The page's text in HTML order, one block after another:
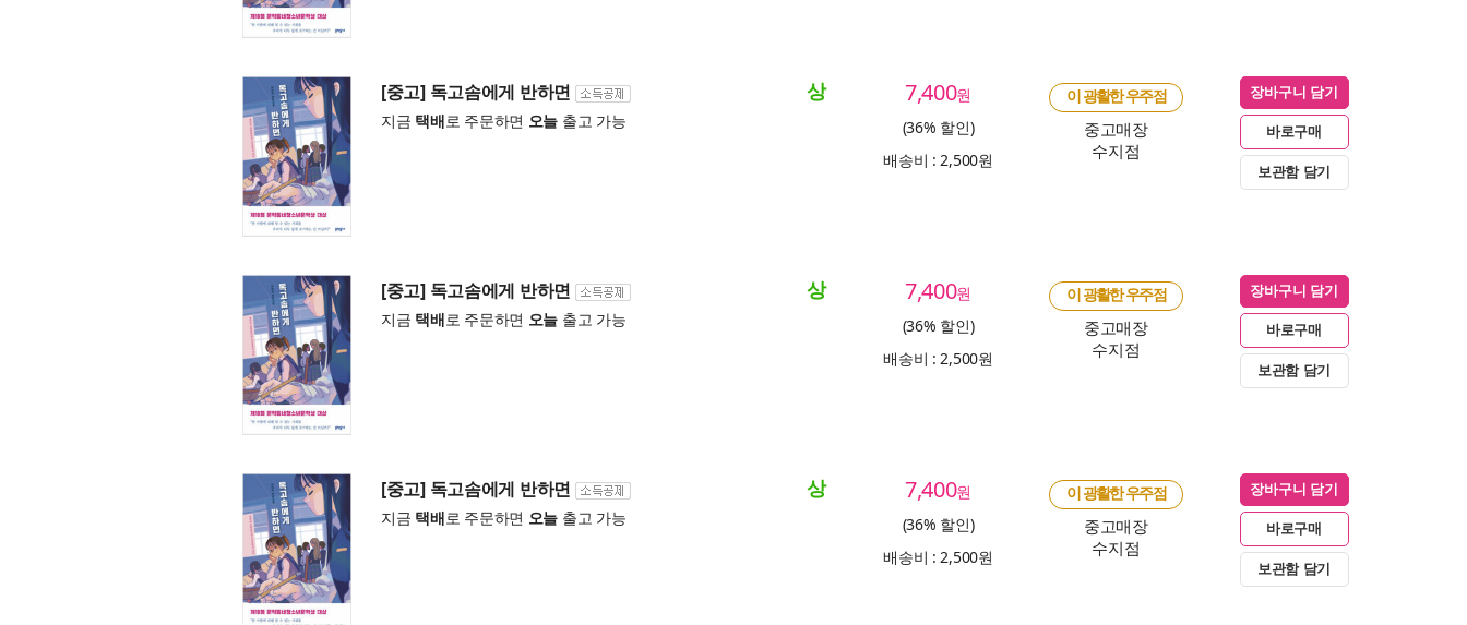
[중고] 독고솜에게 반하면
지금 택배로 주문하면 오늘 출고 가능
상 7,400원
(36% 할인)
배송비 : 2,500원
이 광활한 우주점
중고매장
수지점
장바구니 담기
바로구매
보관함 담기
[중고] 독고솜에게 반하면
지금 택배로 주문하면 오늘 출고 가능
상 7,400원
(36% 할인)
배송비 : 2,500원
이 광활한 우주점
중고매장
수지점
장바구니 담기
바로구매
보관함 담기
[중고] 독고솜에게 반하면
지금 택배로 주문하면 오늘 출고 가능
상 7,400원
(36% 할인)
배송비 : 2,500원
이 광활한 우주점
중고매장
수지점
장바구니 담기
바로구매
보관함 담기